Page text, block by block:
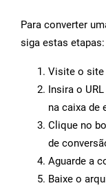
Para converter
siga estas etapas:
Visite o site
Insira o
na caixa de
Clique no
de
Aguarde a
Baixe o